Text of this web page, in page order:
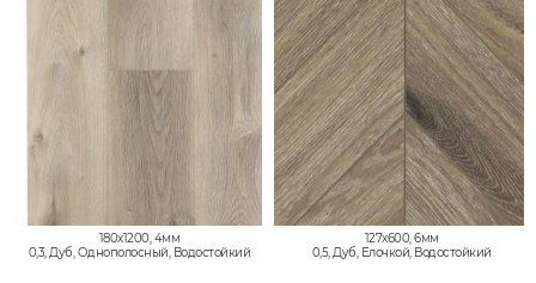
180x1200, 4мм
0,3, Дуб, Однополосный, Водостойкий
127x600, 6мм
0,5, Дуб, Елочкой, Водостойкий